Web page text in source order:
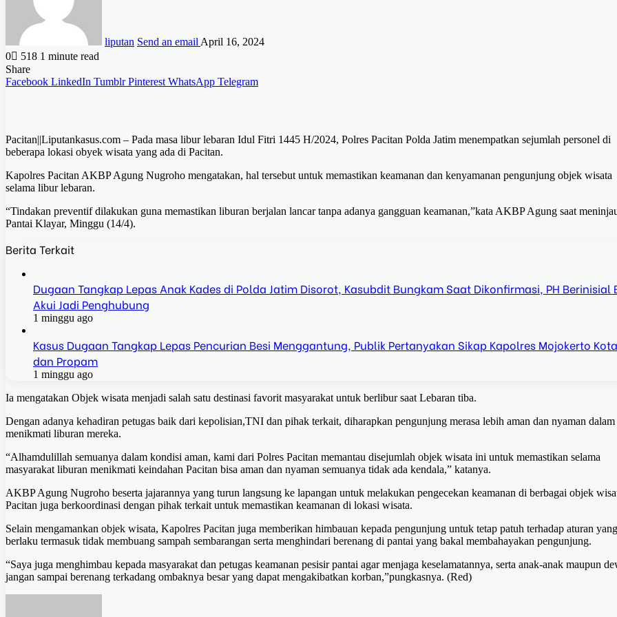
liputan Send an email April 16, 2024
0
518 1 minute read
Share
Facebook LinkedIn Tumblr Pinterest WhatsApp Telegram
Pacitan||Liputankasus.com – Pada masa libur lebaran Idul Fitri 1445 H/2024, Polres Pacitan Polda Jatim menempatkan sejumlah personel di
beberapa lokasi obyek wisata yang ada di Pacitan.
Kapolres Pacitan AKBP Agung Nugroho mengatakan, hal tersebut untuk memastikan keamanan dan kenyamanan pengunjung objek wisata
selama libur lebaran.
“Tindakan preventif dilakukan guna memastikan liburan berjalan lancar tanpa adanya gangguan keamanan,”kata AKBP Agung saat
Pantai Klayar, Minggu (14/4).
Berita Terkait
Dugaan Tangkap Lepas Anak Kades di Polda Jatim Disorot, Kasubdit Bungkam Saat Dikonfirmasi, PH Berinisial
Akui Jadi Penghubung
1 minggu ago
Kasus Dugaan Tangkap Lepas Pencurian Besi Menggantung, Publik Pertanyakan Sikap Kapolres Mojokerto Kota
dan Propam
1 minggu ago
Ia mengatakan Objek wisata menjadi salah satu destinasi favorit masyarakat untuk berlibur saat Lebaran tiba.
Dengan adanya kehadiran petugas baik dari kepolisian,TNI dan pihak terkait, diharapkan pengunjung merasa lebih aman dan nyaman dalam
menikmati liburan mereka.
“Alhamdulillah semuanya dalam kondisi aman, kami dari Polres Pacitan memantau disejumlah objek wisata ini untuk memastikan selama
masyarakat liburan menikmati keindahan Pacitan bisa aman dan nyaman semuanya tidak ada kendala,” katanya.
AKBP Agung Nugroho beserta jajarannya yang turun langsung ke lapangan untuk melakukan pengecekan keamanan di berbagai objek
Pacitan juga berkoordinasi dengan pihak terkait untuk memastikan keamanan di lokasi wisata.
Selain mengamankan objek wisata, Kapolres Pacitan juga memberikan himbauan kepada pengunjung untuk tetap patuh terhadap aturan yang
berlaku termasuk tidak membuang sampah sembarangan serta menghindari berenang di pantai yang bakal membahayakan pengunjung.
“Saya juga menghimbau kepada masyarakat dan petugas keamanan pesisir pantai agar menjaga keselamatannya, serta anak-anak maupun
jangan sampai berenang terkadang ombaknya besar yang dapat mengakibatkan korban,”pungkasnya. (Red)